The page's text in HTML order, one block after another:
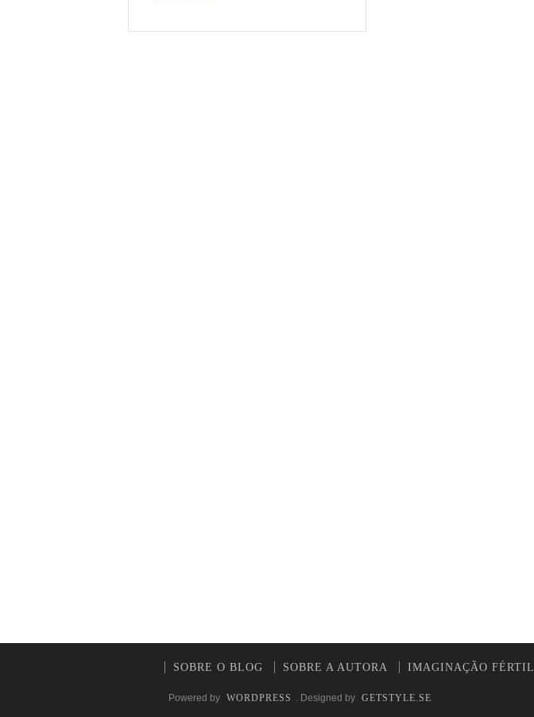
SOBRE O BLOG SOBRE A AUTORA IMAGINAÇÃO FÉRTIL
Powered by WORDPRESS . Designed by GETSTYLE.SE